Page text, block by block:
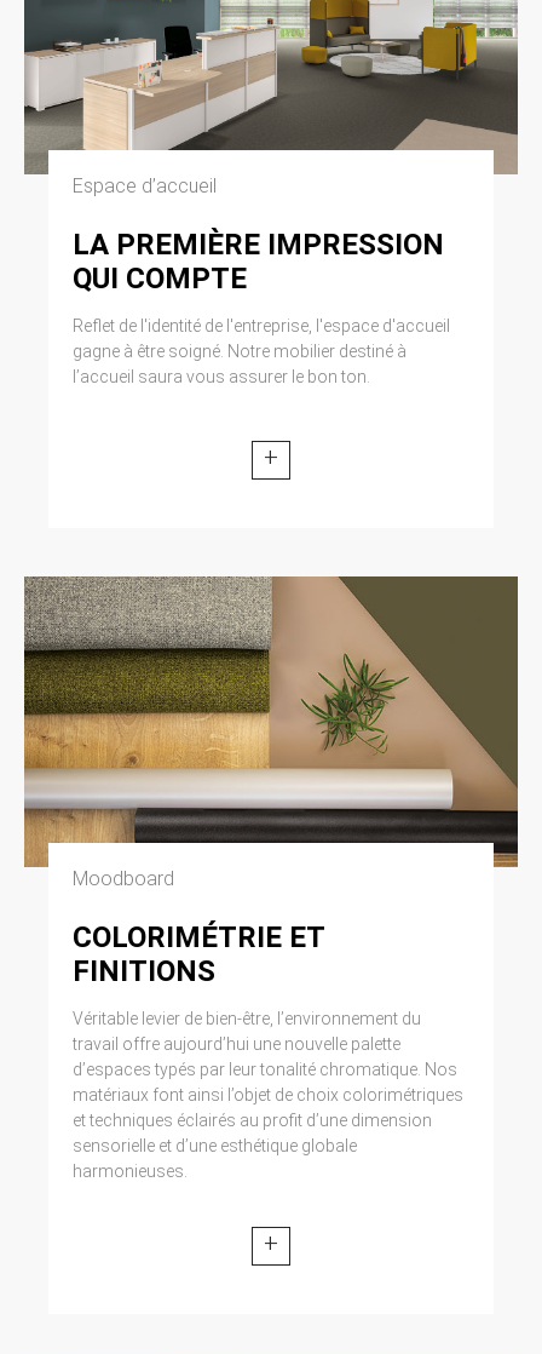
Espace d’accueil
LA PREMIÈRE IMPRESSION
QUI COMPTE
Reflet de l'identité de l'entreprise, l'espace d'accueil
gagne à être soigné. Notre mobilier destiné à
l’accueil saura vous assurer le bon ton.
+
Moodboard
COLORIMÉTRIE ET
FINITIONS
Véritable levier de bien-être, l’environnement du
travail offre aujourd’hui une nouvelle palette
d’espaces typés par leur tonalité chromatique. Nos
matériaux font ainsi l’objet de choix colorimétriques
et techniques éclairés au profit d’une dimension
sensorielle et d’une esthétique globale
harmonieuses.
+